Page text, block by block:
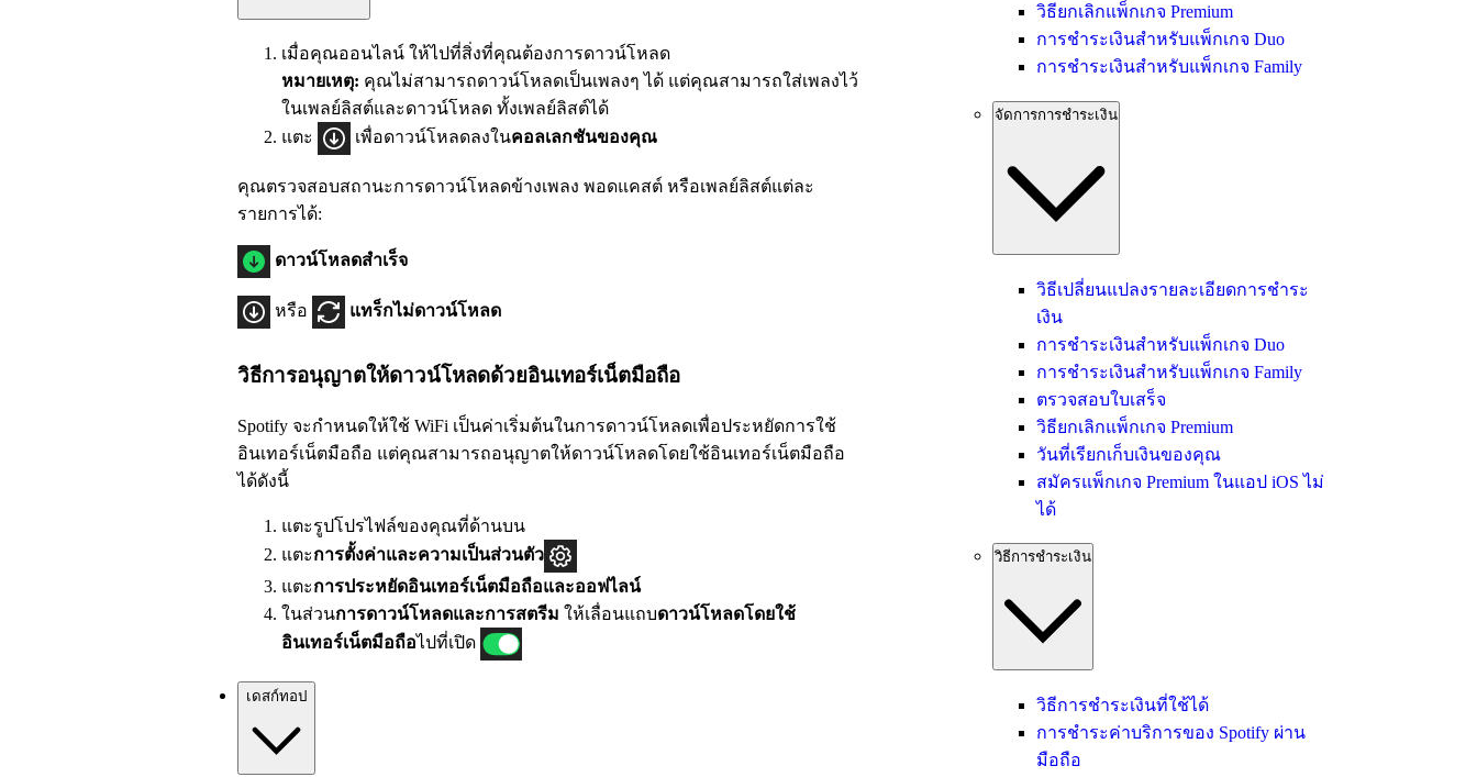
เมื่อคุณออนไลน์ ให้ไปที่สิ่งที่คุณต้องการดาวน์โหลด
หมายเหตุ: คุณไม่สามารถดาวน์โหลดเป็นเพลงๆ ได้ แต่คุณสามารถใส่เพลงไว้
ในเพลย์ลิสต์และดาวน์โหลด ทั้งเพลย์ลิสต์ได้
แตะ
เพื่อดาวน์โหลดลงในคอลเลกชันของคุณ
คุณตรวจสอบสถานะการดาวน์โหลดข้างเพลง พอดแคสต์ หรือเพลย์ลิสต์แต่ละ
รายการได้:
ดาวน์โหลดสำเร็จ
หรือ แทร็กไม่ดาวน์โหลด
วิธีการอนุญาตให้ดาวน์โหลดด้วยอินเทอร์เน็ตมือถือ
Spotify จะกำหนดให้ใช้ WiFi เป็นค่าเริ่มต้นในการดาวน์โหลดเพื่อประหยัดการใช้
อินเทอร์เน็ตมือถือ แต่คุณสามารถอนุญาตให้ดาวน์โหลดโดยใช้อินเทอร์เน็ตมือถือ
ได้ดังนี้
แตะรูปโปรไฟล์ของคุณที่ด้านบน
แตะการตั้งค่าและความเป็นส่วนตัว
แตะการประหยัดอินเทอร์เน็ตมือถือและออฟไลน์
ในส่วนการดาวน์โหลดและการสตรีม ให้เลื่อนแถบดาวน์โหลดโดยใช้
อินเทอร์เน็ตมือถือไปที่เปิด
เดสก์ทอป
วิธียกเลิกแพ็กเกจ Premium
การชำระเงินสำหรับแพ็กเกจ Duo
การชำระเงินสำหรับแพ็กเกจ Family
จัดการการชำระเงิน
วิธีเปลี่ยนแปลงรายละเอียดการชำระ
เงิน
การชำระเงินสำหรับแพ็กเกจ Duo
การชำระเงินสำหรับแพ็กเกจ Family
ตรวจสอบใบเสร็จ
วิธียกเลิกแพ็กเกจ Premium
วันที่เรียกเก็บเงินของคุณ
สมัครแพ็กเกจ Premium ในแอป iOS ไม่
ได้
วิธีการชำระเงิน
วิธีการชำระเงินที่ใช้ได้
การชำระค่าบริการของ Spotify ผ่าน
มือถือ